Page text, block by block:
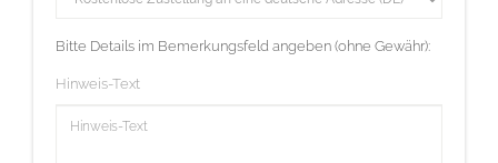
Bitte Details im Bemerkungsfeld angeben (ohne Gewähr):
Hinweis-Text